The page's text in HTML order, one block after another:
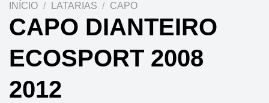
INÍCIO / LATARIAS / CAPO
CAPO DIANTEIRO
ECOSPORT 2008
2012